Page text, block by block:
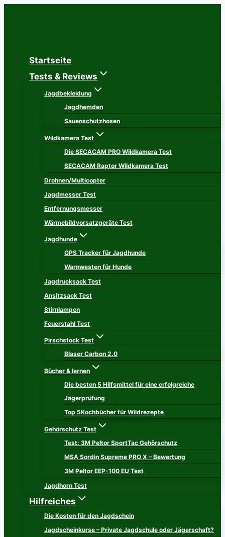
Startseite
Tests & Reviews
Jagdbekleidung
Jagdhemden
Sauenschutzhosen
Wildkamera Test
Die SECACAM PRO Wildkamera Test
SECACAM Raptor Wildkamera Test
Drohnen/Multicopter
Jagdmesser Test
Entfernungsmesser
Wärmebildvorsatzgeräte Test
Jagdhunde
GPS Tracker für Jagdhunde
Warnwesten für Hunde
Jagdrucksack Test
Ansitzsack Test
Stirnlampen
Feuerstahl Test
Pirschstock Test
Blaser Carbon 2.0
Bücher & lernen
Die besten 5 Hilfsmittel für eine erfolgreiche
Jägerprüfung
Top 5Kochbücher für Wildrezepte
Gehörschutz Test
Test: 3M Peltor SportTac Gehörschutz
MSA Sordin Supreme PRO X – Bewertung
3M Peltor EEP-100 EU Test
Jagdhorn Test
Hilfreiches
Die Kosten für den Jagdschein
Jagdscheinkurse – Private Jagdschule oder Jägerschaft?